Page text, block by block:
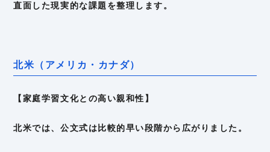
直面した現実的な課題を整理します。
北米（アメリカ・カナダ）
【家庭学習文化との高い親和性】
北米では、公文式は比較的早い段階から広がりました。